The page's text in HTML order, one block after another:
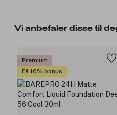
Vi anbefaler disse til
Premium
Få 10% bonus